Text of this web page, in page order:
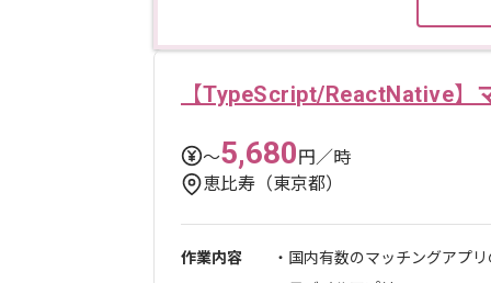
【TypeScript/ReactNative】
〜5,680円／時
恵比寿（東京都）
作業内容
・国内有数のマッチングアプ